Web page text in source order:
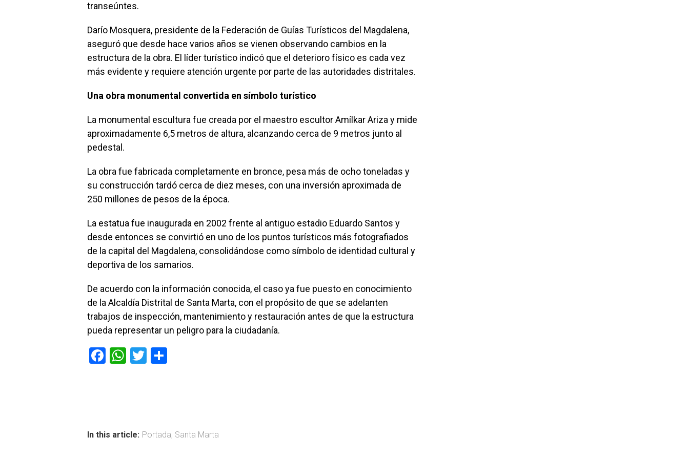
transeúntes.
Darío Mosquera, presidente de la Federación de Guías Turísticos del Magdalena,
aseguró que desde hace varios años se vienen observando cambios en la
estructura de la obra. El líder turístico indicó que el deterioro físico es cada vez
más evidente y requiere atención urgente por parte de las autoridades distritales.
Una obra monumental convertida en símbolo turístico
La monumental escultura fue creada por el maestro escultor Amílkar Ariza y mide
aproximadamente 6,5 metros de altura, alcanzando cerca de 9 metros junto al
pedestal.
La obra fue fabricada completamente en bronce, pesa más de ocho toneladas y
su construcción tardó cerca de diez meses, con una inversión aproximada de
250 millones de pesos de la época.
La estatua fue inaugurada en 2002 frente al antiguo estadio Eduardo Santos y
desde entonces se convirtió en uno de los puntos turísticos más fotografiados
de la capital del Magdalena, consolidándose como símbolo de identidad cultural y
deportiva de los samarios.
De acuerdo con la información conocida, el caso ya fue puesto en conocimiento
de la Alcaldía Distrital de Santa Marta, con el propósito de que se adelanten
trabajos de inspección, mantenimiento y restauración antes de que la estructura
pueda representar un peligro para la ciudadanía.
F
ok
W
p
T
tir
In this article: Portada, Santa Marta